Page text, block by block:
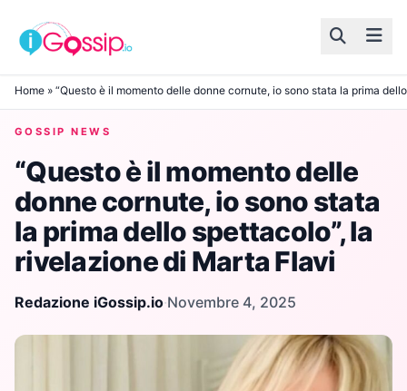
Skip to content
Home » “Questo è il momento delle donne cornute, io sono stata la prima
GOSSIP NEWS
“Questo è il momento delle
donne cornute, io sono stata
la prima dello spettacolo”, la
rivelazione di Marta Flavi
Redazione iGossip.io·Novembre 4, 2025